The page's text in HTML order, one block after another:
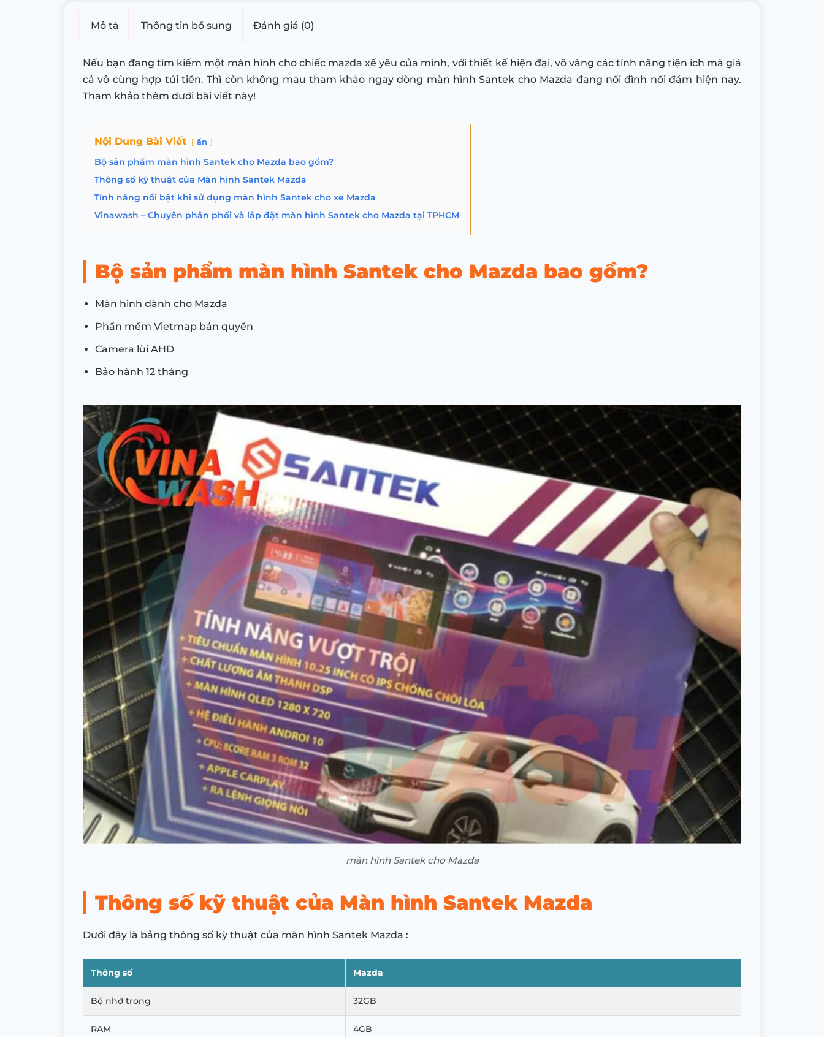
Mô tả Thông tin bổ sung Đánh giá (0)
Nếu bạn đang tìm kiếm một màn hình cho chiếc mazda xế yêu của mình, với thiết kế hiện đại, vô vàng các tính năng tiện ích mà giá
cả vô cùng hợp túi tiền. Thì còn không mau tham khảo ngay dòng màn hình Santek cho Mazda đang nổi đình nổi đám hiện nay.
Tham khảo thêm dưới bài viết này!
Nội Dung Bài Viết ẩn
Bộ sản phẩm màn hình Santek cho Mazda bao gồm?
Thông số kỹ thuật của Màn hình Santek Mazda
Tính năng nổi bật khi sử dụng màn hình Santek cho xe Mazda
Vinawash – Chuyên phân phối và lắp đặt màn hình Santek cho Mazda tại TPHCM
Bộ sản phẩm màn hình Santek cho Mazda bao gồm?
Màn hình dành cho Mazda
Phần mềm Vietmap bản quyền
Camera lùi AHD
Bảo hành 12 tháng
màn hình Santek cho Mazda
Thông số kỹ thuật của Màn hình Santek Mazda
Dưới đây là bảng thông số kỹ thuật của màn hình Santek Mazda :
Thông số Mazda
Bộ nhớ trong 32GB
RAM 4GB